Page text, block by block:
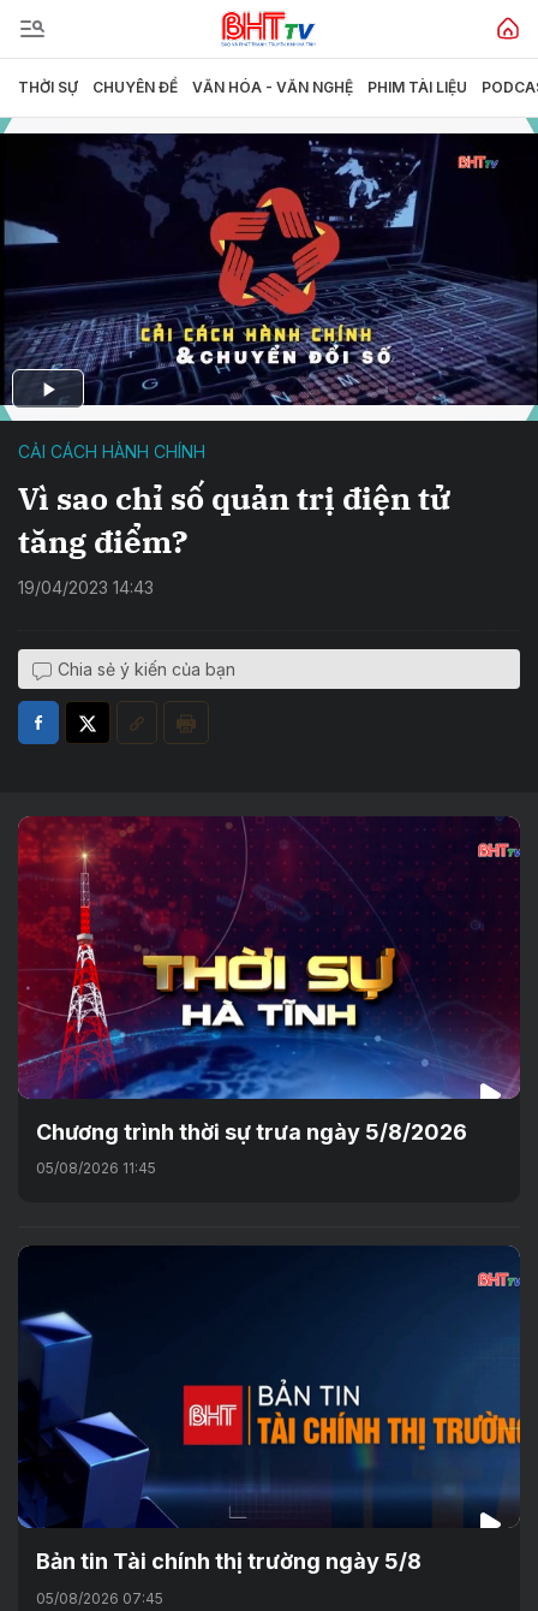
THỜI SỰ CHUYÊN ĐỀ VĂN HÓA - VĂN NGHỆ PHIM TÀI LIỆU
CẢI CÁCH HÀNH CHÍNH
Vì sao chỉ số quản trị điện tử
tăng điểm?
19/04/2023 14:43
Chia sẻ ý kiến của bạn
Chương trình thời sự trưa ngày 5/8/2026
05/08/2026 11:45
Bản tin Tài chính thị trường ngày 5/8
05/08/2026 07:45